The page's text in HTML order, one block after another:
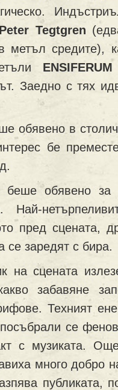
Peter Tegtgren
метъл средите),
ENSIFERUM
Заедно с тях
обявено в
бе
беше обявено
Най-
пред сцената,
заредят с бира.
на сцената
забавяне
Техният
се
с музиката.
много добро
публиката,